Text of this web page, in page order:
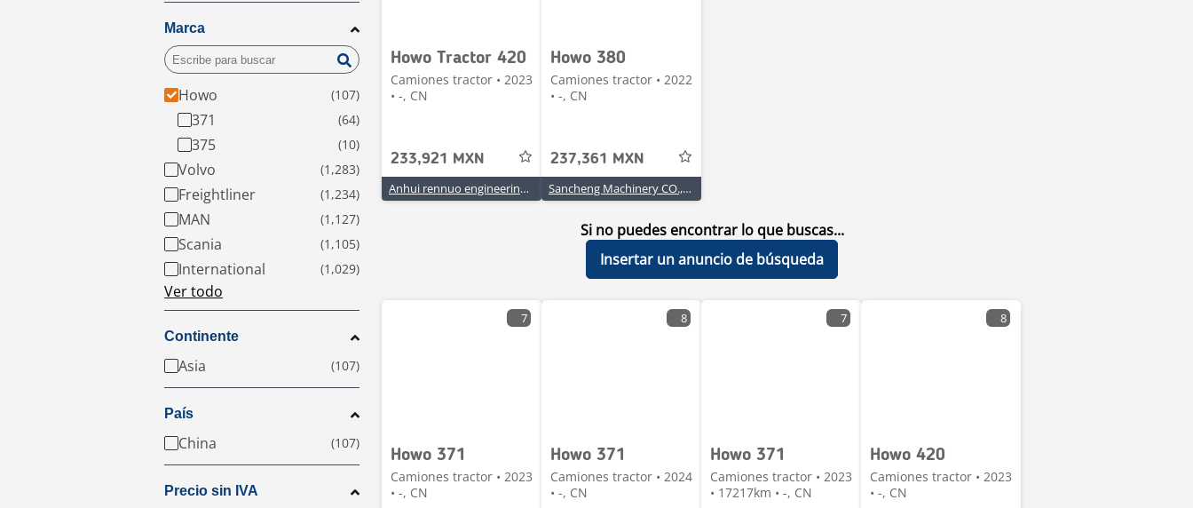
Marca
Howo
371
375
Volvo
Freightliner
MAN
Scania
International
Ver todo
Continente
Asia
País
China
Precio sin IVA
Howo Tractor 420
Camiones tractor • 2023
• -, CN
233,921 MXN
Anhui rennuo engineering machinery co., ltd
Howo 380
Camiones tractor • 2022
• -, CN
237,361 MXN
Sancheng Machinery CO.,LTD
Si no puedes encontrar lo que buscas...
Insertar un anuncio de búsqueda
7
Howo 371
Camiones tractor • 2023
• -, CN
8
Howo 371
Camiones tractor • 2024
• -, CN
7
Howo 371
Camiones tractor • 2023
• 17217km • -, CN
8
Howo 420
Camiones tractor • 2023
• -, CN